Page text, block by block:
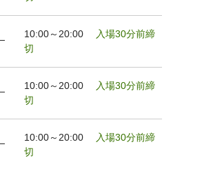
10:00～20:00 入場30分前締
切
10:00～20:00 入場30分前締
切
10:00～20:00 入場30分前締
切